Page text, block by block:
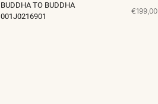
BUDDHA TO BUDDHA
001J0216901
€199,00